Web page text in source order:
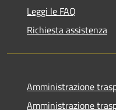
Leggi le FAQ
Richiesta assistenza
Amministrazione
Amministrazione